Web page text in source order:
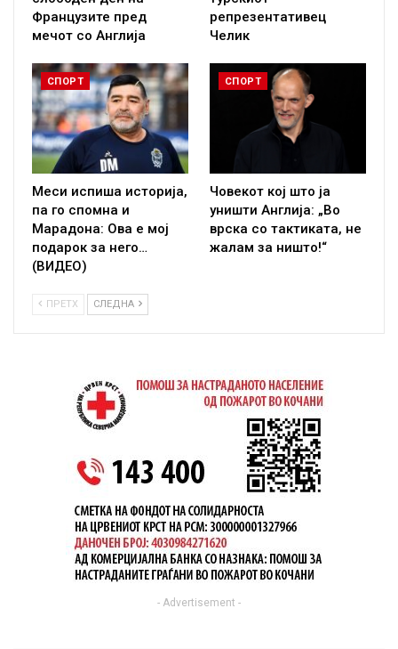
Французите пред
мечот со Англија
репрезентативец
Челик
СПОРТ
Меси испиша историја,
па го спомна и
Марадона: Ова е мој
подарок за него…
(ВИДЕО)
СПОРТ
Човекот кој што ја
уништи Англија: „Во
врска со тактиката, не
жалам за ништо!“
ПРЕТХ СЛЕДНА
- Advertisement -